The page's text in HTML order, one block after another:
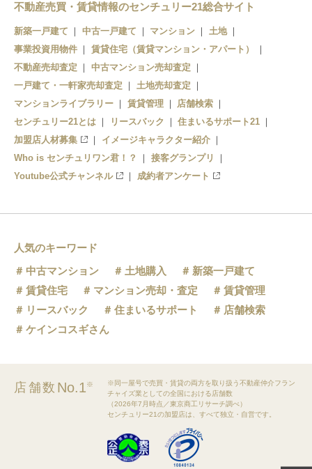
高輪ゲートウェイ
溜池山王
赤坂見附
三田
泉岳寺
不動産売買・賃貸情報のセンチュリー21総合サイト
新築一戸建て 中古一戸建て マンション
土地
事業投資用物件
賃貸住宅（賃貸マンション・アパート）
不動産売却査定
中古マンション売却査定
一戸建て・一軒家売却査定
土地売却査定
マンションライブラリー
賃貸管理
店舗検索
センチュリー21とは
リースバック
住まいるサポート21
加盟店人材募集
イメージキャラクター紹介
Who is センチュリワン君！？
接客グランプリ
Youtube公式チャンネル
成約者アンケート
人気のキーワード
中古マンション
土地購入
新築一戸建て
賃貸住宅
マンション売却・査定
賃貸管理
リースバック
住まいるサポート
店舗検索
ケインコスギさん
店舗数 No.1※
※同一屋号で売買・賃貸の両方を取り扱う不動産仲介フラン
チャイズ業としての全国における店舗数
（2026年7月時点／東京商工リサーチ調べ）
センチュリー21の加盟店は、すべて独立・自営です。